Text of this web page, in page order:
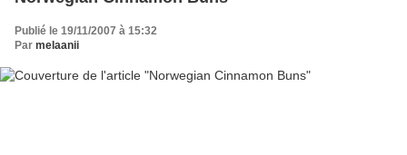
Publié le 19/11/2007 à 15:32
Par melaanii